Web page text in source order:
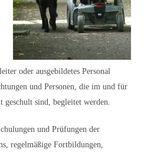
oder ausgebildetes Personal
und Personen, die im und für
sind, begleitet werden.
und Prüfungen der
regelmäßige Fortbildungen,